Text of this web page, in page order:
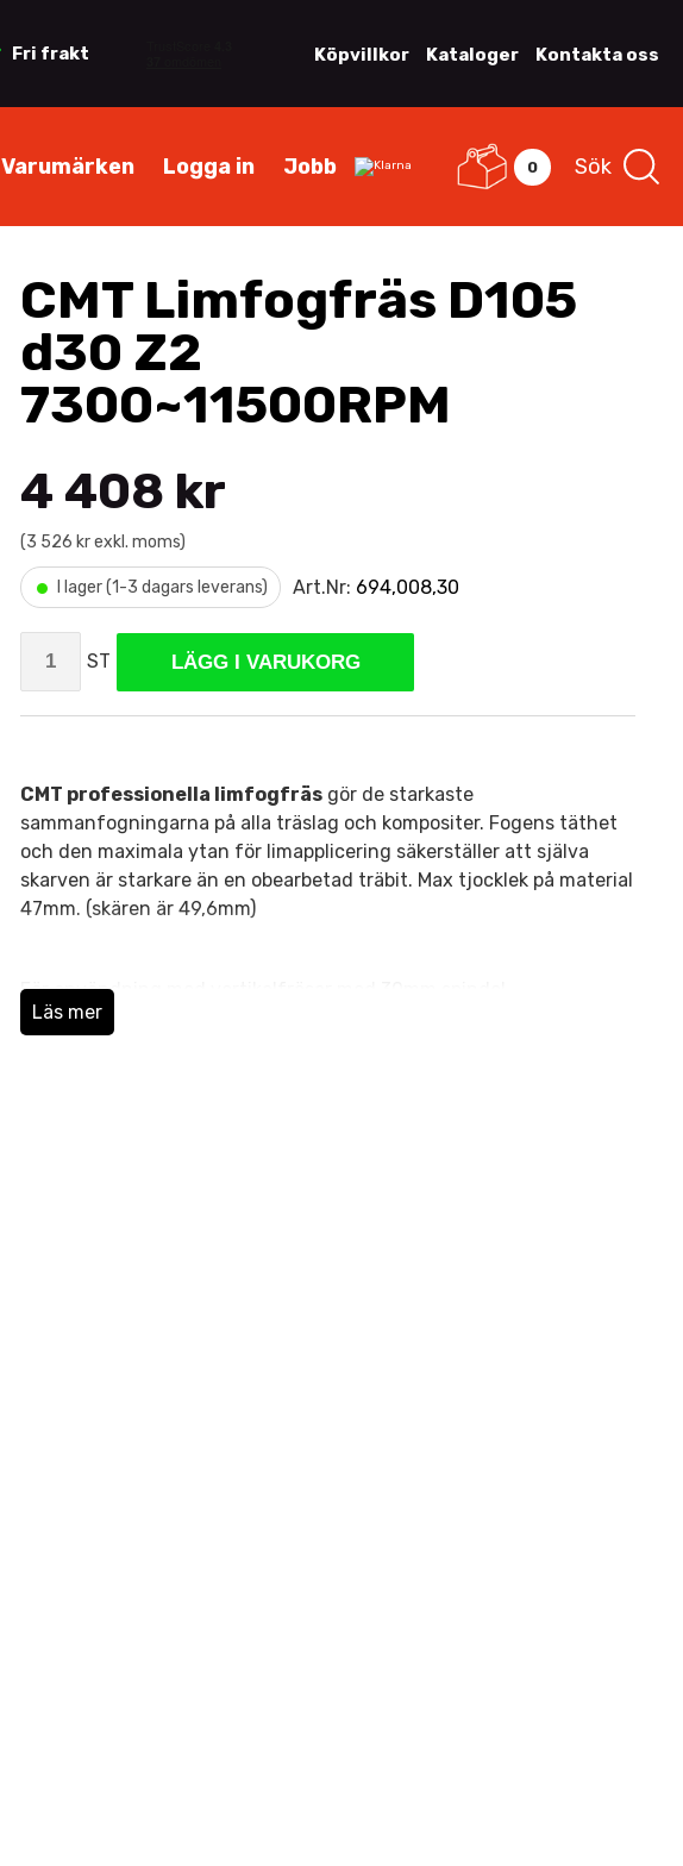
Fri frakt Köpvillkor Kataloger Kontakta oss
Varumärken Logga in Jobb 0 Sök
CMT Limfogfräs D105
d30 Z2
7300~11500RPM
4 408 kr
(3 526 kr exkl. moms)
• I lager (1-3 dagars leverans) Art.Nr: 694,008,30
ST LÄGG I VARUKORG
CMT professionella limfogfräsgör de starkaste
sammanfogningarna på alla träslag och kompositer. Fogens täthet
och den maximala ytan för limapplicering säkerställer att själva
skarven är starkare än en obearbetad träbit. Max tjocklek på material
47mm. (skären är 49,6mm)
För användning med vertikalfräsar med 30mm spindel.
Lämplig för alla material, men idealisk på massivt trä och
Läs mer